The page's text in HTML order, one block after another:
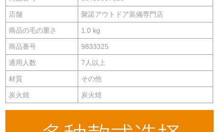
店舗 聚諾アウトドア装備専門店
商品の毛の重さ 1.0 kg
商品番号 9833325
適用人数 7人以上
材質 その他
炭火焼 炭火焼